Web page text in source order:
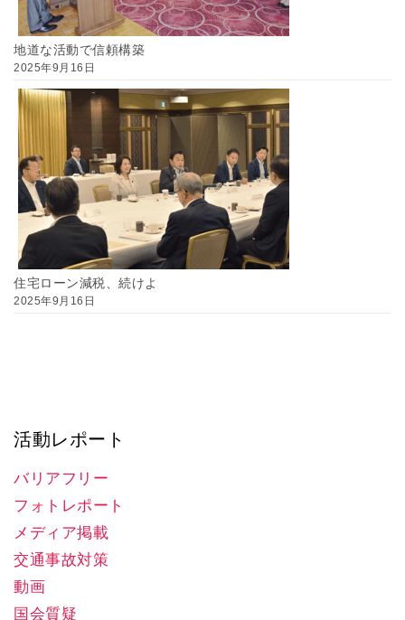
地道な活動で信頼構築
2025年9月16日
住宅ローン減税、続けよ
2025年9月16日
活動レポート
バリアフリー
フォトレポート
メディア掲載
交通事故対策
動画
国会質疑